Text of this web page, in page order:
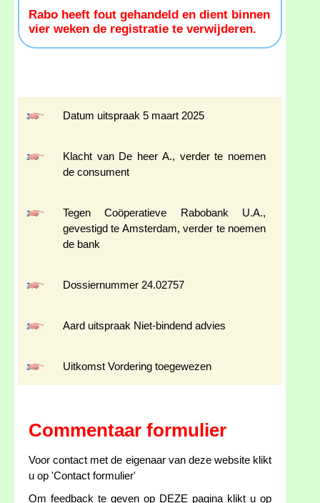
Rabo heeft fout gehandeld en dient binnen
vier weken de registratie te verwijderen.
Datum uitspraak 5 maart 2025
Klacht van De heer A., verder te noemen
de consument
Tegen Coöperatieve Rabobank U.A.,
gevestigd te Amsterdam, verder te noemen
de bank
Dossiernummer 24.02757
Aard uitspraak Niet-bindend advies
Uitkomst Vordering toegewezen
Commentaar formulier
Voor contact met de eigenaar van deze website klikt
u op 'Contact formulier'
Om feedback te geven op DEZE pagina klikt u op